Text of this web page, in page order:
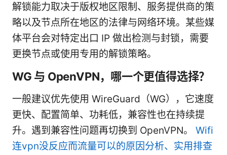
解锁能力取决于版权地区限制、服务提供商的策
略以及节点所在地区的法律与网络环境。某些媒
体平台会对特定出口 IP 做出检测与封锁，需要
更换节点或使用专用的解锁策略。
WG 与 OpenVPN，哪一个更值得选择？
一般建议优先使用 WireGuard（WG），它速度
更快、配置简单、功耗低，兼容性也在持续提
升。遇到兼容性问题再切换到 OpenVPN。 Wifi
连vpn没反应而流量可以的原因分析、实用排查